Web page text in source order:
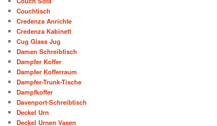
Couchtisch
Credenza Anrichte
Credenza Kabinett
Cug Glass Jug
Damen Schreibtisch
Dampfer Koffer
Dampfer Kofferraum
Dampfer-Trunk-Tische
Dampfkoffer
Davenport-Schreibtisch
Deckel Urn
Deckel Urnen Vasen